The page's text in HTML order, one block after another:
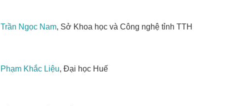
Trần Ngọc Nam, Sở Khoa học và Công nghệ tỉnh TTH
Phạm Khắc Liệu, Đại học Huế